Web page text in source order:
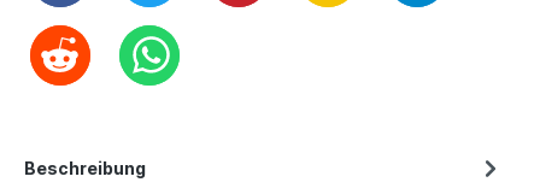
Beschreibung